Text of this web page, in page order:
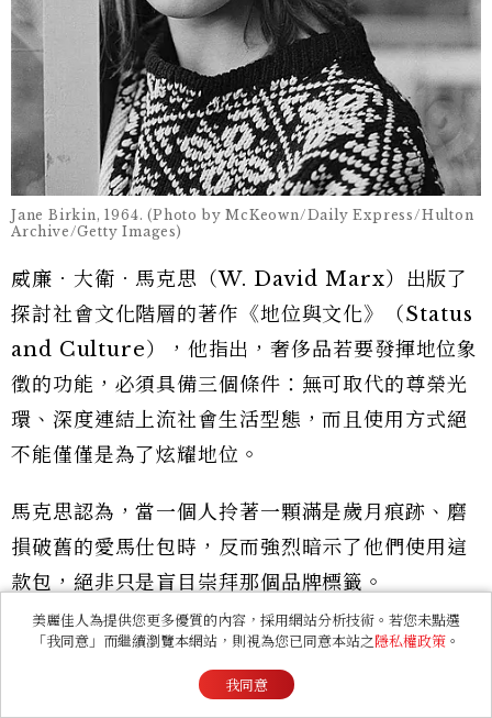
Jane Birkin, 1964. (Photo by McKeown/Daily Express/Hulton
Archive/Getty Images)
威廉．大衛．馬克思（W. David Marx）出版了
探討社會文化階層的著作《地位與文化》（Status
and Culture），他指出，奢侈品若要發揮地位象
徵的功能，必須具備三個條件：無可取代的尊榮光
環、深度連結上流社會生活型態，而且使用方式絕
不能僅僅是為了炫耀地位。
馬克思認為，當一個人拎著一顆滿是歲月痕跡、磨
損破舊的愛馬仕包時，反而強烈暗示了他們使用這
款包，絕非只是盲目崇拜那個品牌標籤。
這一點，我們從柏金包深植流行文化的各種姿態中
便能窺見一二：資深好萊塢女星甘蒂絲柏根
美麗佳人為提供您更多優質的內容，採用網站分析技術。若您未點選
「我同意」而繼續瀏覽本網站，則視為您已同意本站之隱私權政策 。
我同意